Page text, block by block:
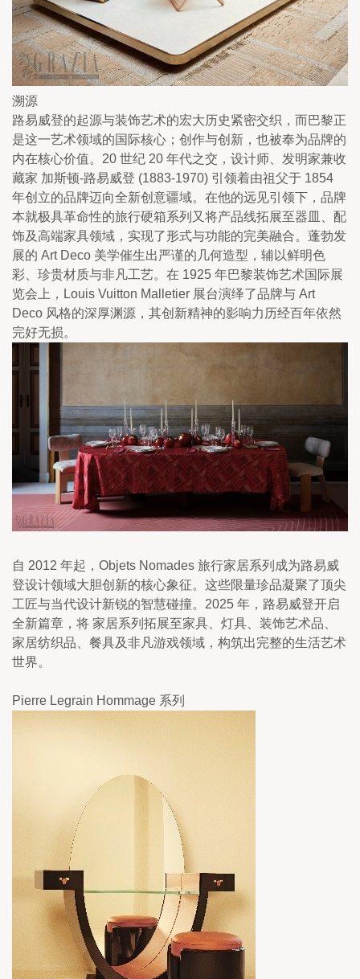
溯源
路易威登的起源与装饰艺术的宏大历史紧密交织，而巴黎正
是这一艺术领域的国际核心；创作与创新，也被奉为品牌的
内在核心价值。20 世纪 20 年代之交，设计师、发明家兼收
藏家 加斯顿-路易威登 (1883-1970) 引领着由祖父于 1854
年创立的品牌迈向全新创意疆域。在他的远见引领下，品牌
本就极具革命性的旅行硬箱系列又将产品线拓展至器皿、配
饰及高端家具领域，实现了形式与功能的完美融合。蓬勃发
展的 Art Deco 美学催生出严谨的几何造型，辅以鲜明色
彩、珍贵材质与非凡工艺。在 1925 年巴黎装饰艺术国际展
览会上，Louis Vuitton Malletier 展台演绎了品牌与 Art
Deco 风格的深厚渊源，其创新精神的影响力历经百年依然
完好无损。
自 2012 年起，Objets Nomades 旅行家居系列成为路易威
登设计领域大胆创新的核心象征。这些限量珍品凝聚了顶尖
工匠与当代设计新锐的智慧碰撞。2025 年，路易威登开启
全新篇章，将 家居系列拓展至家具、灯具、装饰艺术品、
家居纺织品、餐具及非凡游戏领域，构筑出完整的生活艺术
世界。
Pierre Legrain Hommage 系列